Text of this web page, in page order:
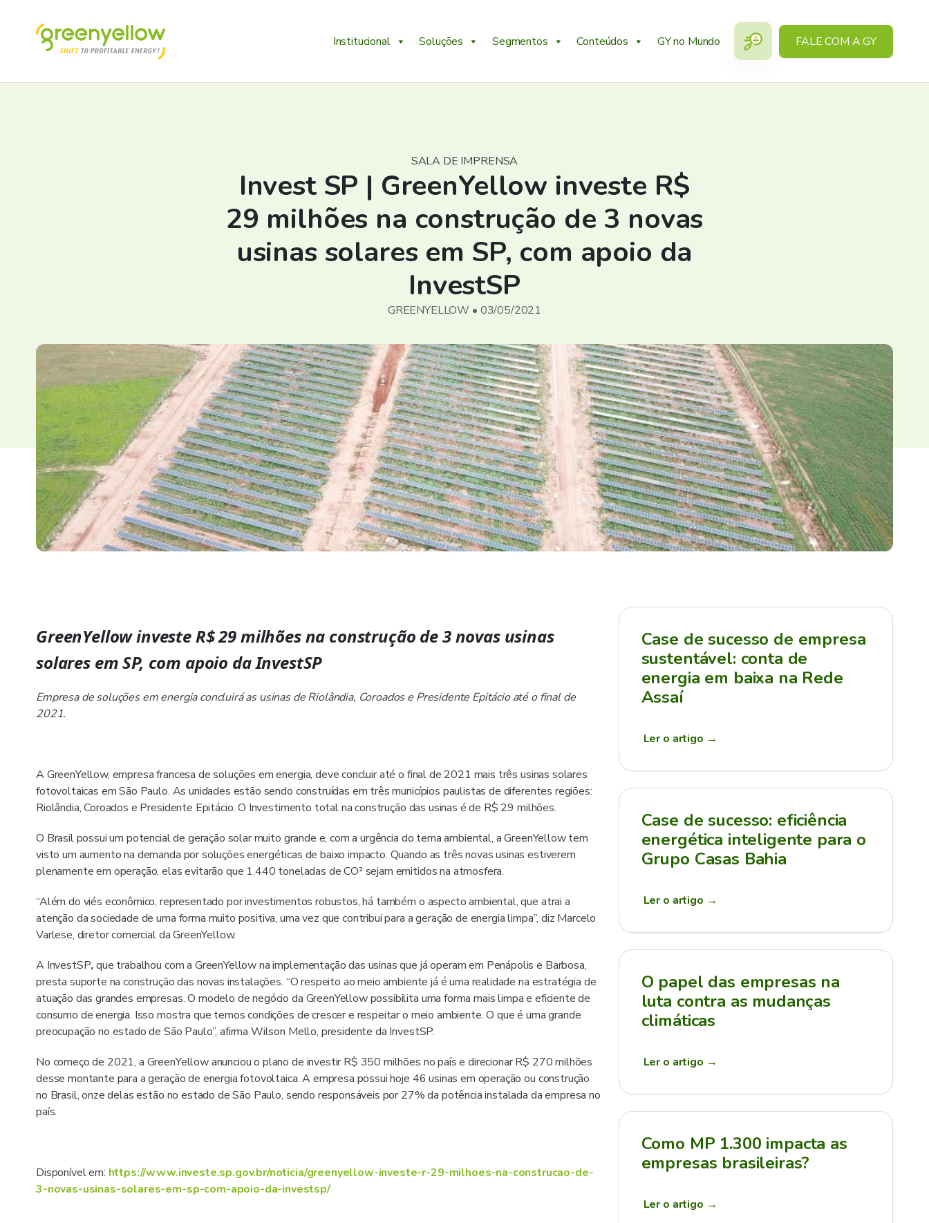
Institucional Soluções Segmentos Conteúdos GY no Mundo FALE COM A GY
SALA DE IMPRENSA
Invest SP | GreenYellow investe R$
29 milhões na construção de 3 novas
usinas solares em SP, com apoio da
InvestSP
GREENYELLOW • 03/05/2021
GreenYellow investe R$ 29 milhões na construção de 3 novas usinas
solares em SP, com apoio da InvestSP
Empresa de soluções em energia concluirá as usinas de Riolândia, Coroados e Presidente Epitácio até o final de
2021.
A GreenYellow, empresa francesa de soluções em energia, deve concluir até o final de 2021 mais três usinas solares
fotovoltaicas em São Paulo. As unidades estão sendo construídas em três municípios paulistas de diferentes regiões:
Riolândia, Coroados e Presidente Epitácio. O Investimento total na construção das usinas é de R$ 29 milhões.
O Brasil possui um potencial de geração solar muito grande e, com a urgência do tema ambiental, a GreenYellow tem
visto um aumento na demanda por soluções energéticas de baixo impacto. Quando as três novas usinas estiverem
plenamente em operação, elas evitarão que 1.440 toneladas de CO² sejam emitidos na atmosfera.
“Além do viés econômico, representado por investimentos robustos, há também o aspecto ambiental, que atrai a
atenção da sociedade de uma forma muito positiva, uma vez que contribui para a geração de energia limpa”, diz Marcelo
Varlese, diretor comercial da GreenYellow.
A InvestSP, que trabalhou com a GreenYellow na implementação das usinas que já operam em Penápolis e Barbosa,
presta suporte na construção das novas instalações. “O respeito ao meio ambiente já é uma realidade na estratégia de
atuação das grandes empresas. O modelo de negócio da GreenYellow possibilita uma forma mais limpa e eficiente de
consumo de energia. Isso mostra que temos condições de crescer e respeitar o meio ambiente. O que é uma grande
preocupação no estado de São Paulo”, afirma Wilson Mello, presidente da InvestSP.
No começo de 2021, a GreenYellow anunciou o plano de investir R$ 350 milhões no país e direcionar R$ 270 milhões
desse montante para a geração de energia fotovoltaica. A empresa possui hoje 46 usinas em operação ou construção
no Brasil, onze delas estão no estado de São Paulo, sendo responsáveis por 27% da potência instalada da empresa no
país.
Disponível em: https://www.investe.sp.gov.br/noticia/greenyellow-investe-r-29-milhoes-na-construcao-de-
3-novas-usinas-solares-em-sp-com-apoio-da-investsp/
Case de sucesso de empresa
sustentável: conta de
energia em baixa na Rede
Assaí
Ler o artigo →
Case de sucesso: eficiência
energética inteligente para o
Grupo Casas Bahia
Ler o artigo →
O papel das empresas na
luta contra as mudanças
climáticas
Ler o artigo →
Como MP 1.300 impacta as
empresas brasileiras?
Ler o artigo →